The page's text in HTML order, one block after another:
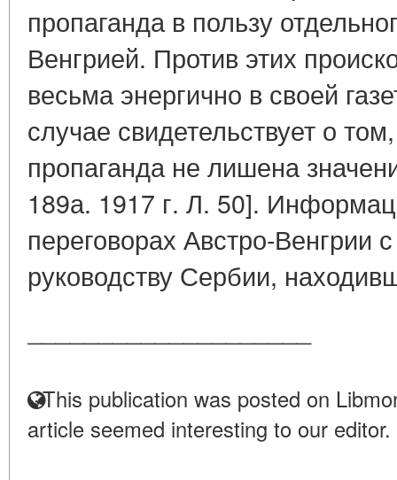
пропаганда в пользу
Венгрией. Против этих
весьма энергично в своей
случае свидетельствует о
пропаганда не лишена
189а. 1917 г. Л. 50].
переговорах Австро-Венгрии
руководству Сербии,
This publication was posted on
article seemed interesting to our editor.